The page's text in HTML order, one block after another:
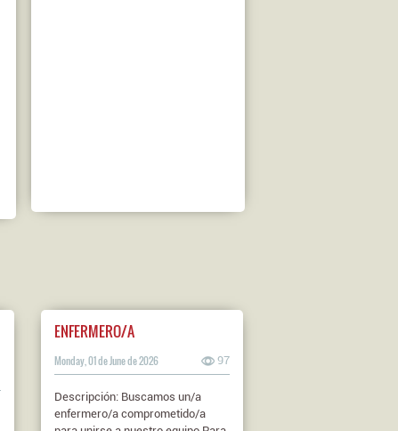
ENFERMERO/A
Monday, 01 de June de 2026 97
Descripción: Buscamos un/a
enfermero/a comprometido/a